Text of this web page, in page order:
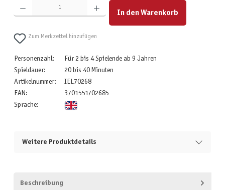
Produkt Anzahl: Gib den gewünschten Wert ein oder benutze die Schaltflächen um die Anzahl zu
In den Warenkorb
Zum Merkzettel hinzufügen
Personenzahl:
Für 2 bis 4 Spielende ab 9 Jahren
Spieldauer:
20 bis 40 Minuten
Artikelnummer:
IEL70268
EAN:
3701551702685
Sprache:
Weitere Produktdetails
Beschreibung